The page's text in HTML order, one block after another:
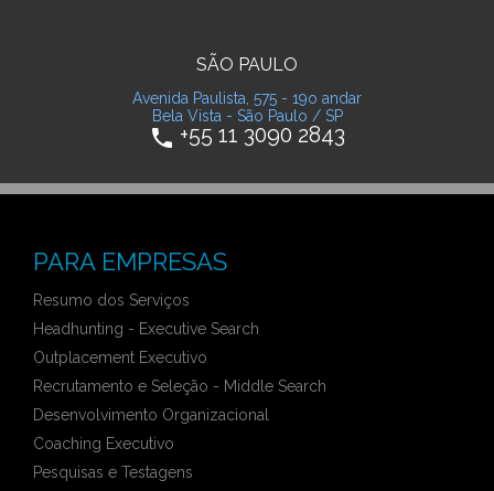
SÃO PAULO
Avenida Paulista, 575 - 19o andar
Bela Vista - São Paulo / SP
phone +55 11 3090 2843
PARA EMPRESAS
Resumo dos Serviços
Headhunting - Executive Search
Outplacement Executivo
Recrutamento e Seleção - Middle Search
Desenvolvimento Organizacional
Coaching Executivo
Pesquisas e Testagens